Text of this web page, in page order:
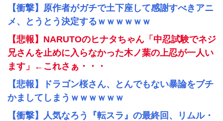
【衝撃】原作者がガチで土下座して感謝すべきアニ
メ、とうとう決定するｗｗｗｗｗｗ
【悲報】NARUTOのヒナタちゃん「中忍試験でネジ
兄さんを止めに入らなかった木ノ葉の上忍が一人い
ます」←これさぁ・・・
【悲報】ドラゴン桜さん、とんでもない暴論をブチ
かましてしまうｗｗｗｗｗｗ
【衝撃】人気なろう『転スラ』の最終回、リムル・